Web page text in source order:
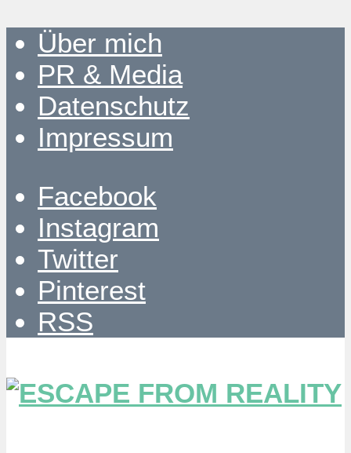
Über mich
PR & Media
Datenschutz
Impressum
Facebook
Instagram
Twitter
Pinterest
RSS